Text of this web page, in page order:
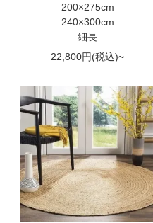
200×275cm
240×300cm
細長
22,800円(税込)~